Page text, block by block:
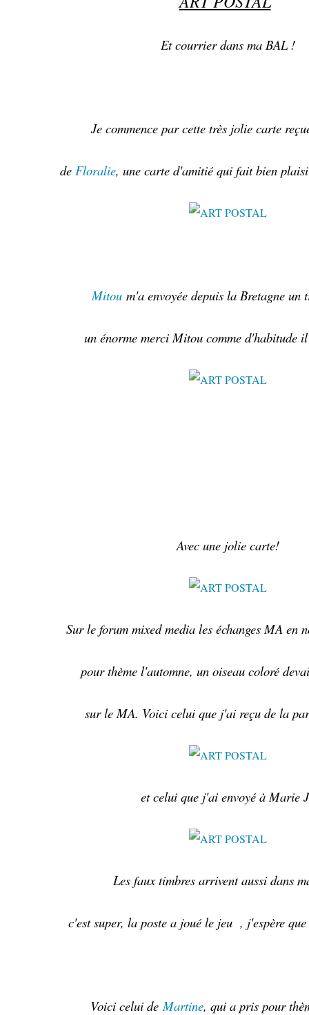
Et courrier dans ma BAL !
Je commence par cette très jolie carte
de Floralie, une carte d'amitié qui fait bien
Mitoum'a envoyée depuis la Bretagne un
un énorme merci Mitou comme d'habitude
Avec une jolie carte!
Sur le forum mixed media les échanges MA en
pour thème l'automne, un oiseau coloré
sur le MA. Voici celui que j'ai reçu de la
et celui que j'ai envoyé à Marie
Les faux timbres arrivent aussi dans
c'est super, la poste a joué le jeu , j'espère
Voici celui deMartine, qui a pris pour